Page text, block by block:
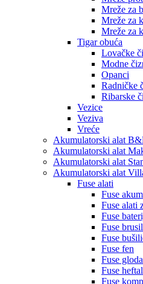
Mreže za
Mreže za
Mreže za
Tigar obuća
Lovačke
Modne
Opanci
Radničke
Ribarske
Vezice
Veziva
Vreće
Akumulatorski alat
Akumulatorski alat
Akumulatorski alat
Akumulatorski alat
Fuse alati
Fuse
Fuse alati
Fuse
Fuse
Fuse
Fuse fen
Fuse
Fuse
Fuse